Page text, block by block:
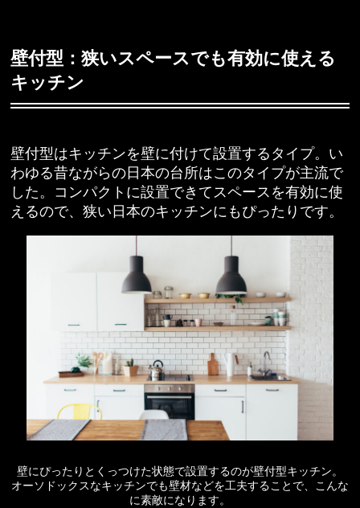
壁付型：狭いスペースでも有効に使える
キッチン
壁付型はキッチンを壁に付けて設置するタイプ。い
わゆる昔ながらの日本の台所はこのタイプが主流で
した。コンパクトに設置できてスペースを有効に使
えるので、狭い日本のキッチンにもぴったりです。
壁にぴったりとくっつけた状態で設置するのが壁付型キッチン。
オーソドックスなキッチンでも壁材などを工夫することで、こんな
に素敵になります。